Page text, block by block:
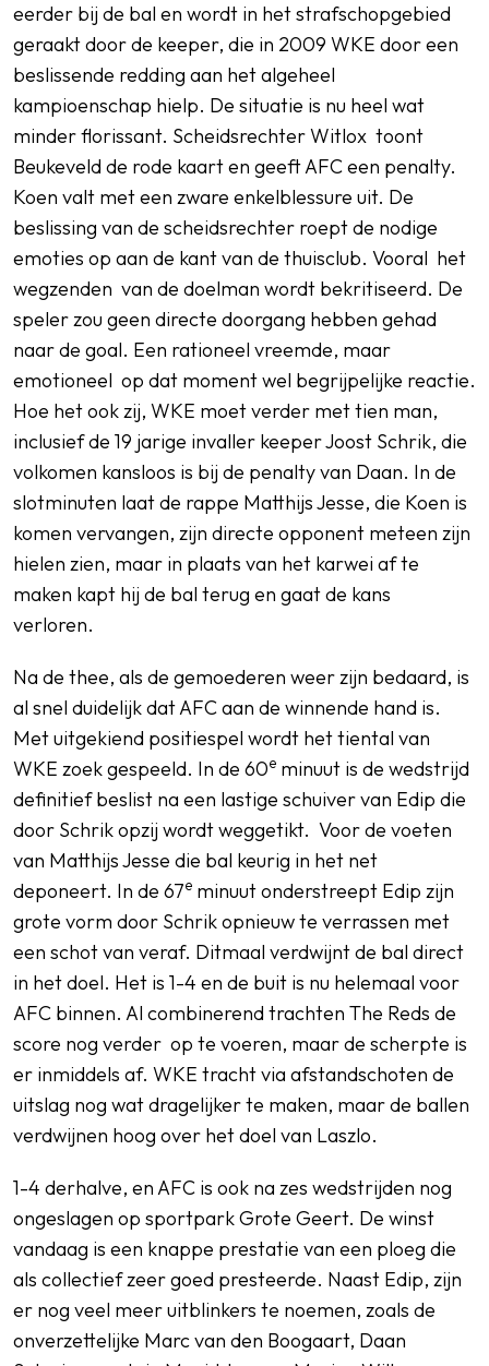
eerder bij de bal en wordt in het strafschopgebied
geraakt door de keeper, die in 2009 WKE door een
beslissende redding aan het algeheel
kampioenschap hielp. De situatie is nu heel wat
minder florissant. Scheidsrechter Witlox toont
Beukeveld de rode kaart en geeft AFC een penalty.
Koen valt met een zware enkelblessure uit. De
beslissing van de scheidsrechter roept de nodige
emoties op aan de kant van de thuisclub. Vooral het
wegzenden van de doelman wordt bekritiseerd. De
speler zou geen directe doorgang hebben gehad
naar de goal. Een rationeel vreemde, maar
emotioneel op dat moment wel begrijpelijke reactie.
Hoe het ook zij, WKE moet verder met tien man,
inclusief de 19 jarige invaller keeper Joost Schrik, die
volkomen kansloos is bij de penalty van Daan. In de
slotminuten laat de rappe Matthijs Jesse, die Koen is
komen vervangen, zijn directe opponent meteen zijn
hielen zien, maar in plaats van het karwei af te
maken kapt hij de bal terug en gaat de kans
verloren.
Na de thee, als de gemoederen weer zijn bedaard, is
al snel duidelijk dat AFC aan de winnende hand is.
Met uitgekiend positiespel wordt het tiental van
WKE zoek gespeeld. In de 60e minuut is de wedstrijd
definitief beslist na een lastige schuiver van Edip die
door Schrik opzij wordt weggetikt. Voor de voeten
van Matthijs Jesse die bal keurig in het net
deponeert. In de 67e minuut onderstreept Edip zijn
grote vorm door Schrik opnieuw te verrassen met
een schot van veraf. Ditmaal verdwijnt de bal direct
in het doel. Het is 1-4 en de buit is nu helemaal voor
AFC binnen. Al combinerend trachten The Reds de
score nog verder op te voeren, maar de scherpte is
er inmiddels af. WKE tracht via afstandschoten de
uitslag nog wat dragelijker te maken, maar de ballen
verdwijnen hoog over het doel van Laszlo.
1-4 derhalve, en AFC is ook na zes wedstrijden nog
ongeslagen op sportpark Grote Geert. De winst
vandaag is een knappe prestatie van een ploeg die
als collectief zeer goed presteerde. Naast Edip, zijn
er nog veel meer uitblinkers te noemen, zoals de
onverzettelijke Marc van den Boogaart, Daan